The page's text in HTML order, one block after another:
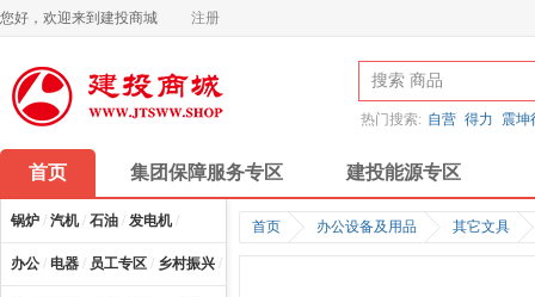
您好，欢迎来到建投商城 注册
热门搜索: 自营 得力 震坤
首页 集团保障服务专区 建投能源专区
锅炉 / 汽机/ 石油 / 发电机/
办公 / 电器 / 员工专区 / 乡村振兴 /
首页 办公设备及用品 其它文具